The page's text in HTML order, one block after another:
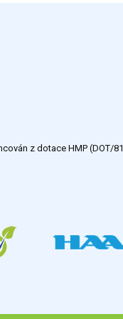
z dotace HMP (DOT/